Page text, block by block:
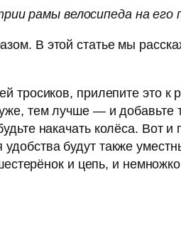
рамы велосипеда на его
В этой статье мы
тросиков, прилепите это
тем лучше — и добавьте
накачать колёса. Вот и
будут также
и цепь, и